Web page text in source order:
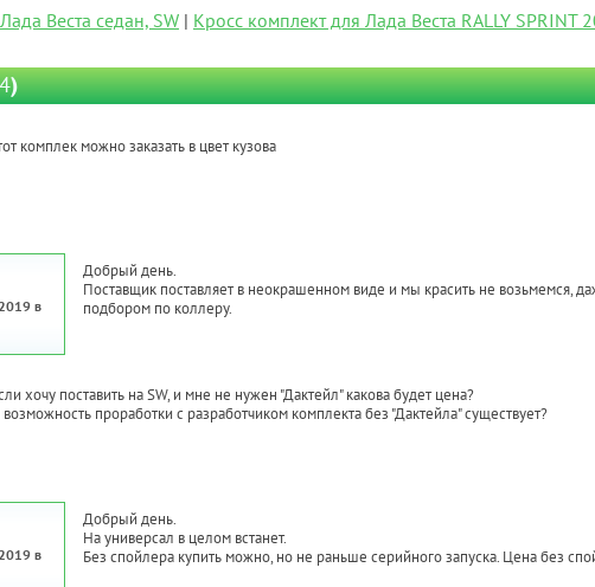
Веста седан, SW | Кросс комплект для Лада Веста RALLY
)
комплек можно заказать в цвет кузова
в
Добрый день.
Поставщик поставляет в неокрашенном виде и мы красить не возьмемся,
подбором по коллеру.
хочу поставить на SW, и мне не нужен "Дактейл" какова будет цена?
проработки с разработчиком комплекта без "Дактейла" существует?
в
Добрый день.
На универсал в целом встанет.
Без спойлера купить можно, но не раньше серийного запуска. Цена без